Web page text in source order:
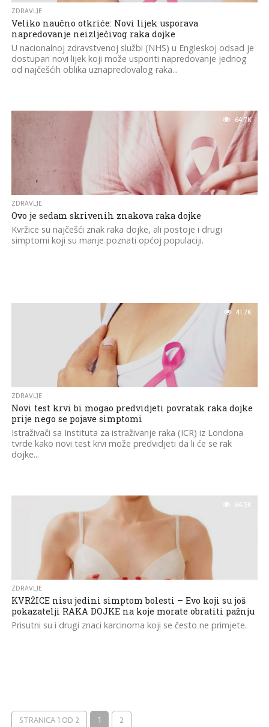
ZDRAVLJE
Veliko naučno otkriće: Novi lijek usporava
napredovanje neizlječivog raka dojke
U nacionalnoj zdravstvenoj službi (NHS) u Engleskoj odsad je
dostupan novi lijek koji može usporiti napredovanje jednog
od najčešćih oblika uznapredovalog raka...
64.7K
ZDRAVLJE
Ovo je sedam skrivenih znakova raka dojke
Kvržice su najčešći znak raka dojke, ali postoje i drugi
simptomi koji su manje poznati općoj populaciji.
41.7K
ZDRAVLJE
Novi test krvi bi mogao predvidjeti povratak raka dojke
prije nego se pojave simptomi
Istraživači sa Instituta za istraživanje raka (ICR) iz Londona
tvrde kako novi test krvi može predvidjeti da li će se rak
dojke...
64.5K
ZDRAVLJE
KVRŽICE nisu jedini simptom bolesti – Evo koji su još
pokazatelji RAKA DOJKE na koje morate obratiti pažnju
Prisutni su i drugi znaci karcinoma koji se često ne primjete.
STRANICA 1 OD 2 1 2